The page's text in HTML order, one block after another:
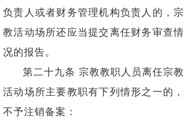
负责人或者财务管理机构负责人的，宗
教活动场所还应当提交离任财务审查情
况的报告。
第二十九条 宗教教职人员离任宗教
活动场所主要教职有下列情形之一的，
不予注销备案：